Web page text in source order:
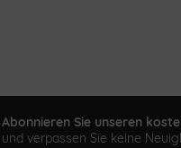
Abonnieren Sie unseren
und verpassen Sie keine